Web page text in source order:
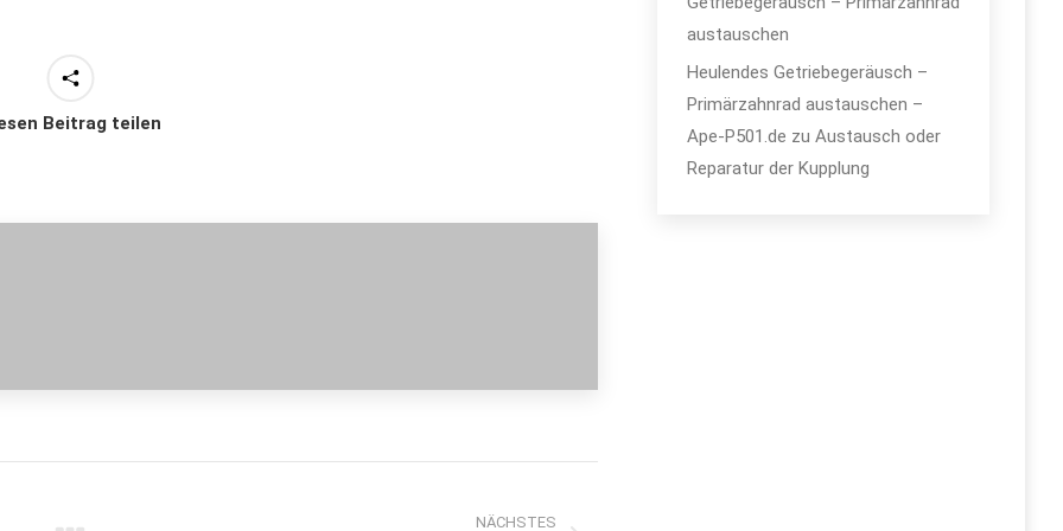
Beitrag teilen
NÄCHSTES
austauschen
Heulendes Getriebegeräusch –
Primärzahnrad austauschen –
Ape-P501.de zu Austausch oder
Reparatur der Kupplung